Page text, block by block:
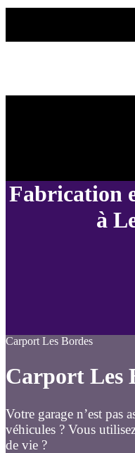
Fabrication
à
Carport Les Bordes
Carport Les
Votre garage n’est pas
véhicules ? Vous
de vie ?